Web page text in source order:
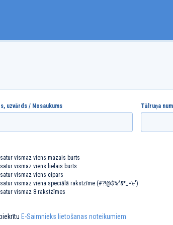
uzvārds / Nosaukums Tālruņa
vismaz viens mazais burts
vismaz viens lielais burts
vismaz viens cipars
vismaz viena speciālā rakstzīme (#?!@$%^&*_=\-')
vismaz 8 rakstzīmes
E-Saimnieks lietošanas noteikumiem